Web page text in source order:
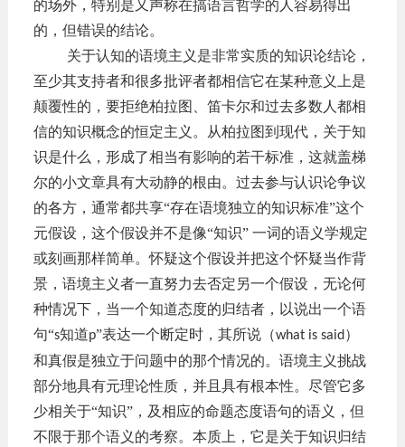
的场外，特别是又声称在搞语言哲学的人容易得出
的，但错误的结论。
关于认知的语境主义是非常实质的知识论结论，
至少其支持者和很多批评者都相信它在某种意义上是
颠覆性的，要拒绝柏拉图、笛卡尔和过去多数人都相
信的知识概念的恒定主义。从柏拉图到现代，关于知
识是什么，形成了相当有影响的若干标准，这就盖梯
尔的小文章具有大动静的根由。过去参与认识论争议
的各方，通常都共享“存在语境独立的知识标准”这个
元假设，这个假设并不是像“知识” 一词的语义学规定
或刻画那样简单。怀疑这个假设并把这个怀疑当作背
景，语境主义者一直努力去否定另一个假设，无论何
种情况下，当一个知道态度的归结者，以说出一个语
句“s知道p”表达一个断定时，其所说（what is said）
和真假是独立于问题中的那个情况的。语境主义挑战
部分地具有元理论性质，并且具有根本性。尽管它多
少相关于“知识”，及相应的命题态度语句的语义，但
不限于那个语义的考察。本质上，它是关于知识归结